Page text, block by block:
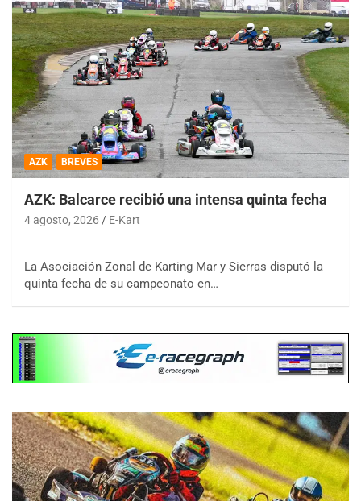
AZK BREVES
AZK: Balcarce recibió una intensa quinta fecha
4 agosto, 2026 E-Kart
La Asociación Zonal de Karting Mar y Sierras disputó la
quinta fecha de su campeonato en…